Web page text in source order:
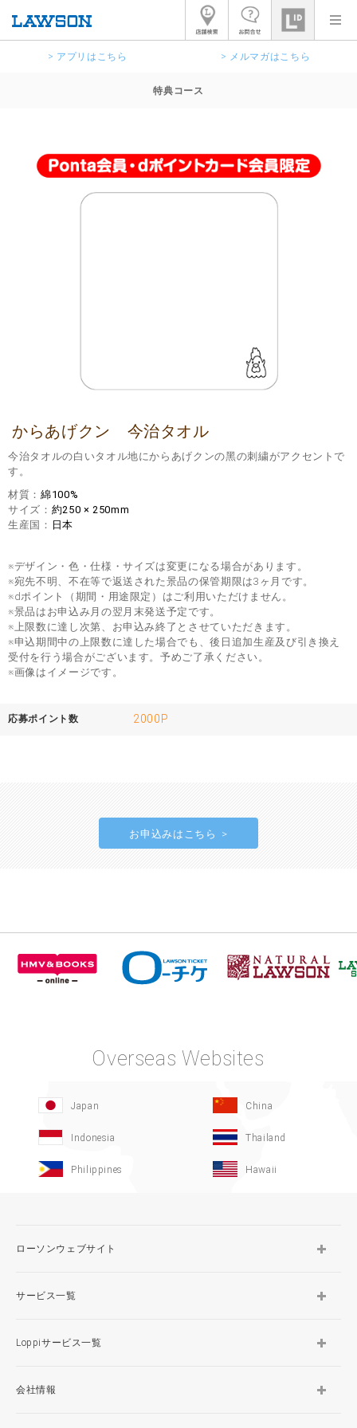
> アプリはこちら > メルマガはこちら
特典コース
からあげクン 今治タオル
今治タオルの白いタオル地にからあげクンの黑の刺繍がアクセントで
す。
材質
綿100%
サイズ
約250 × 250mm
生産国
日本
※デザイン・色・仕様・サイズは変更になる場合があります。
※宛先不明、不在等で返送された景品の保管期限は3ヶ月です。
※dポイント（期間・用途限定）はご利用いただけません。
※景品はお申込み月の翌月末発送予定です。
※上限数に達し次第、お申込み終了とさせていただきます。
※申込期間中の上限数に達した場合でも、後日追加生産及び引き換え
受付を行う場合がございます。予めご了承ください。
※画像はイメージです。
応募ポイント数 2000P
お申込みはこちら
Overseas Websites
Japan China
Indonesia Thailand
Philippines Hawaii
ローソンウェブサイト
サービス一覧
Loppiサービス一覧
会社情報